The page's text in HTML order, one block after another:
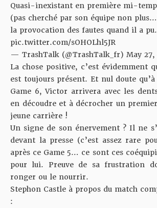
Quasi-inexistant en première mi-
(pas cherché par son équipe non
la provocation des fautes quand il a
pic.twitter.com/sOHOLhl5JR
— TrashTalk (@TrashTalk_fr) May 27,
La chose positive, c’est évidemment
est toujours présent. Et nul doute
Game 6, Victor arrivera avec les
en découdre et à décrocher un
jeune carrière !
Un signe de son énervement ? Il ne
devant la presse (c’est assez rare
après ce Game 5… ce sont ces
pour lui. Preuve de sa frustration
ronger ou le nourrir.
Stephon Castle à propos du match
: